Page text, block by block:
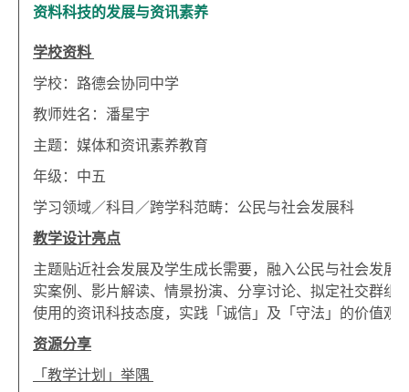
资料科技的发展与资讯素养
学校资料
学校：路德会协同中学
教师姓名：潘星宇
主题：媒体和资讯素养教育
年级：中五
学习领域／科目／跨学科范畴：公民与社会发展科
教学设计亮点
主题贴近社会发展及学生成长需要，融入公民与社会发
实案例、影片解读、情景扮演、分享讨论、拟定社交群
使用的资讯科技态度，实践「诚信」及「守法」的价值观
资源分享
「教学计划」举隅